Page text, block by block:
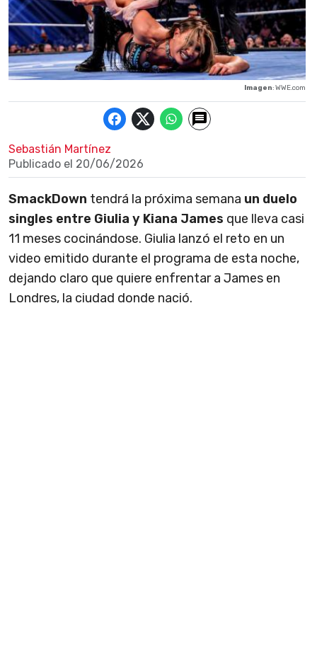
Imagen: WWE.com
Sebastián Martínez
Publicado el 20/06/2026
SmackDown tendrá la próxima semana un duelo
singles entre Giulia y Kiana James que lleva casi
11 meses cocinándose. Giulia lanzó el reto en un
video emitido durante el programa de esta noche,
dejando claro que quiere enfrentar a James en
Londres, la ciudad donde nació.